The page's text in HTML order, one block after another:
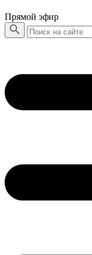
Прямой эфир